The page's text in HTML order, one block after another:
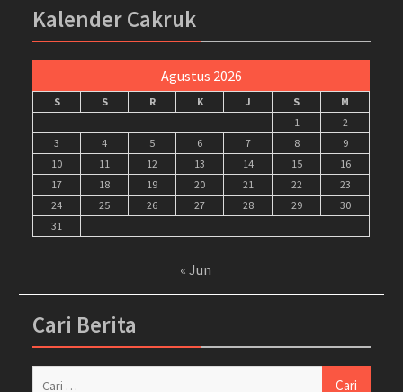
Kalender Cakruk
Agustus 2026
S S R K J S
M
1
2
3
4 5 6 7 8
9
10
11 12 13 14 15
16
17
18 19 20 21 22
23
24
25 26 27 28 29
30
31
« Jun
Cari Berita